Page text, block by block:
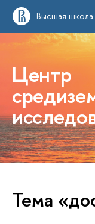
Высшая
Центр
Тема